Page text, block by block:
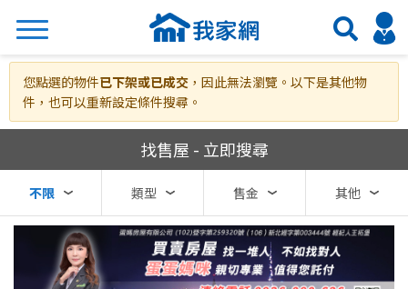
搜尋
區域
您點選的物件已下架或已成交 ，因此無法瀏覽。以下是其他物
件，也可以重新設定條件搜尋。
我家網房屋買賣
找售屋 - 立即搜尋
不限 類型 售金 其他